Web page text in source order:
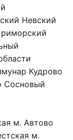
Невский
Кудрово
Сосновый
м. Автово
м.